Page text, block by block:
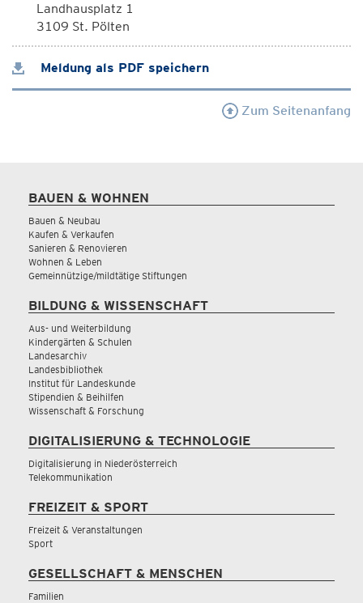
Landhausplatz 1
3109 St. Pölten
Meldung als PDF speichern
Zum Seitenanfang
BAUEN & WOHNEN
Bauen & Neubau
Kaufen & Verkaufen
Sanieren & Renovieren
Wohnen & Leben
Gemeinnützige/mildtätige Stiftungen
BILDUNG & WISSENSCHAFT
Aus- und Weiterbildung
Kindergärten & Schulen
Landesarchiv
Landesbibliothek
Institut für Landeskunde
Stipendien & Beihilfen
Wissenschaft & Forschung
DIGITALISIERUNG & TECHNOLOGIE
Digitalisierung in Niederösterreich
Telekommunikation
FREIZEIT & SPORT
Freizeit & Veranstaltungen
Sport
GESELLSCHAFT & MENSCHEN
Familien